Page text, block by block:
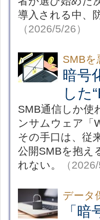
導入される中、
（2026/5/26）
SMBを
暗号
した
SMB通信しか使
ンサムウェア「
その手口は、従
公開SMBを抱え
れない。
（
データ
「